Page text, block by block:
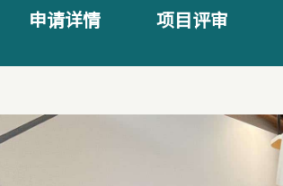
申请详情 项目评审